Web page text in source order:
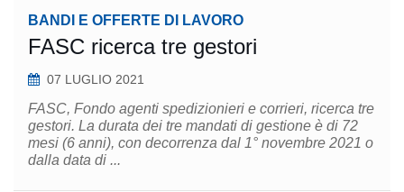
BANDI E OFFERTE DI LAVORO
FASC ricerca tre gestori
07 LUGLIO 2021
FASC, Fondo agenti spedizionieri e corrieri, ricerca tre
gestori. La durata dei tre mandati di gestione è di 72
mesi (6 anni), con decorrenza dal 1° novembre 2021 o
dalla data di ...